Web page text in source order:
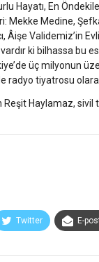
Hayatı, En
Mekke Medine,
Âişe Validemiz’in
ki bilhassa bu
üç milyonun
radyo tiyatrosu
Reşit Haylamaz, sivil
Twitter E-